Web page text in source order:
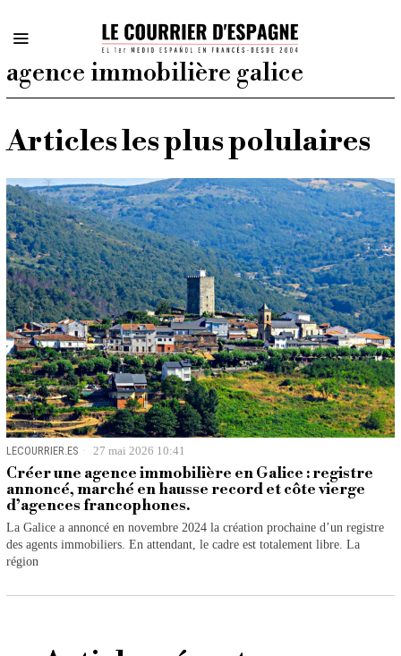
agence immobilière galice
Articles les plus polulaires
LECOURRIER.ES 27 mai 2026 10:41
Créer une agence immobilière en Galice : registre
annoncé, marché en hausse record et côte vierge
d’agences francophones.
La Galice a annoncé en novembre 2024 la création prochaine d’un registre
des agents immobiliers. En attendant, le cadre est totalement libre. La
région